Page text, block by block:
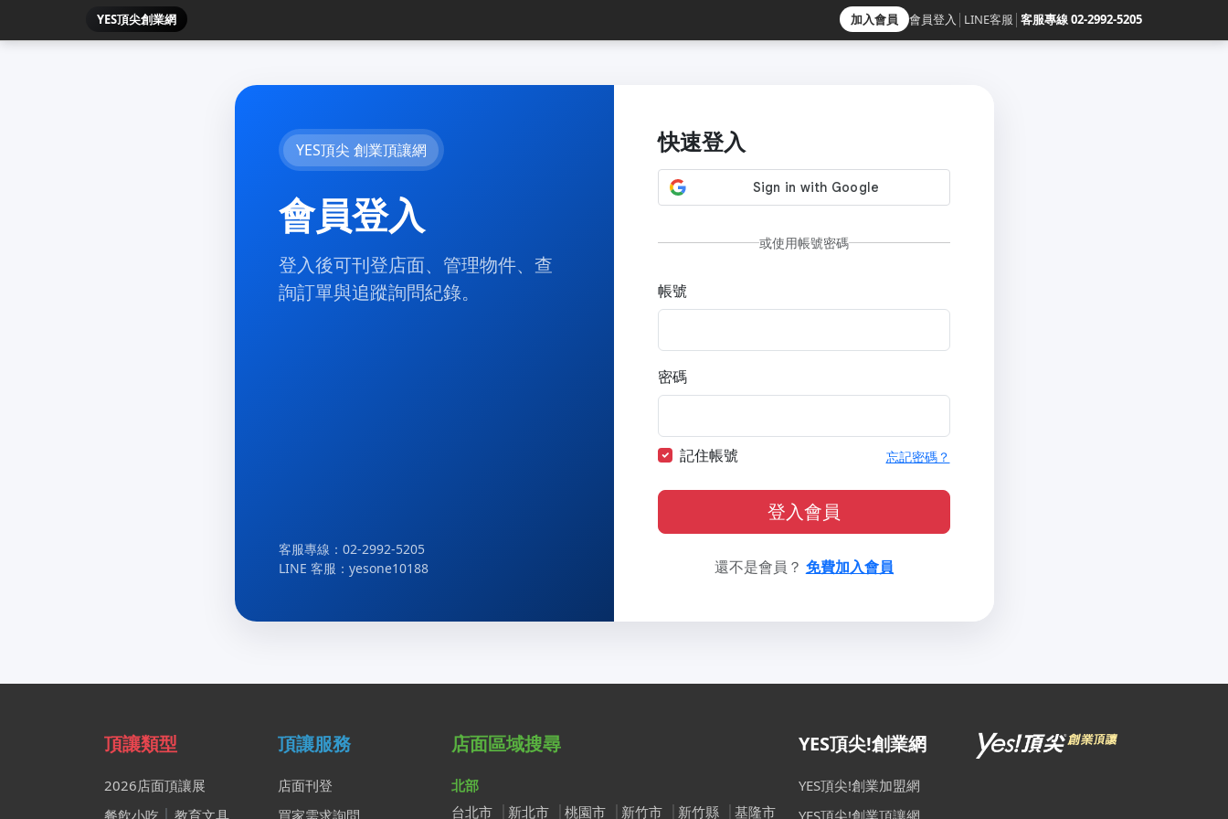
YES頂尖創業網 加入會員 會員登入 LINE客服 客服專線 02-2992-5205
YES頂尖 創業頂讓網
會員登入
登入後可刊登店面、管理物件、查
詢訂單與追蹤詢問紀錄。
客服專線：02-2992-5205
LINE 客服：yesone10188
快速登入
或使用帳號密碼
帳號
密碼
記住帳號 忘記密碼？
登入會員
還不是會員？ 免費加入會員
頂讓類型
2026店面頂讓展
餐飲小吃
教育文具
頂讓服務
店面刊登
買家需求詢問
店面區域搜尋
北部
台北市
新北市 桃園市 新竹市 新竹縣 基隆市
YES頂尖!創業網
YES頂尖!創業加盟網
YES頂尖!創業頂讓網